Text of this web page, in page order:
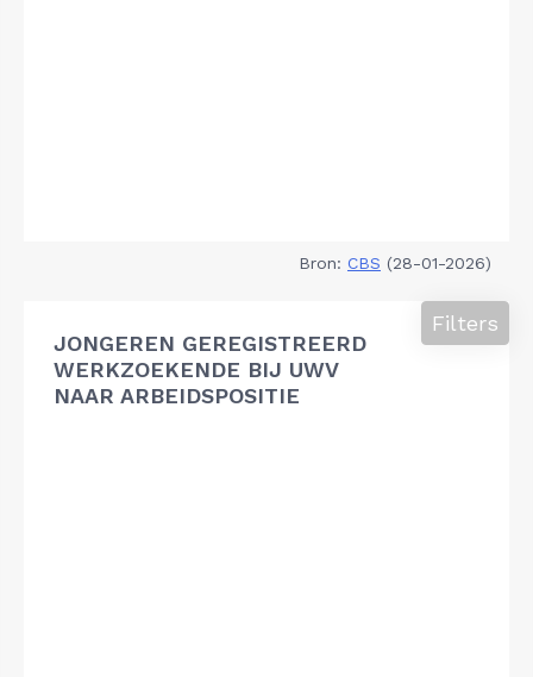
Bron: CBS (28-01-2026)
JONGEREN GEREGISTREERD
WERKZOEKENDE BIJ UWV
NAAR ARBEIDSPOSITIE
Filters